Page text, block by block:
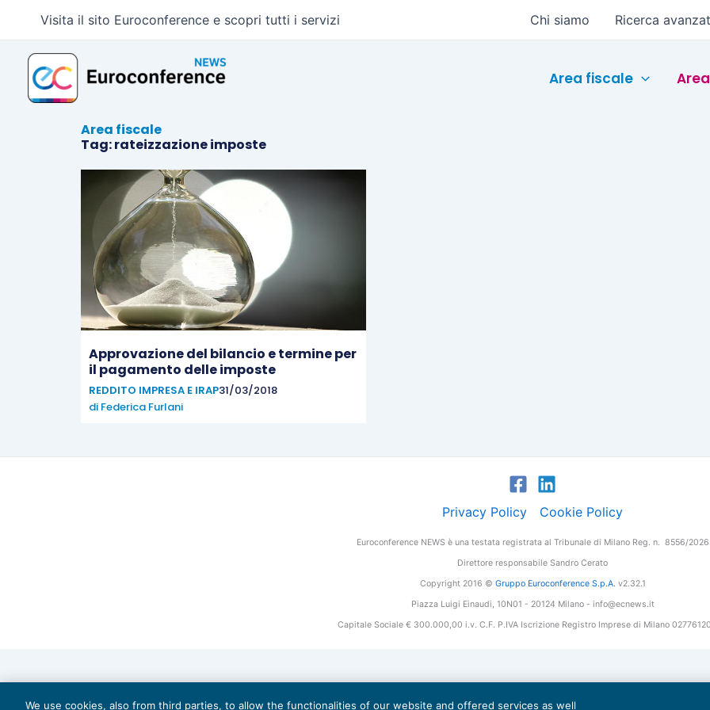
contenuto
Visita il sito Euroconference e scopri tutti i servizi Chi siamo Ricerca
Area fiscale
Area fiscale
Tag: rateizzazione imposte
Approvazione del bilancio e termine per
il pagamento delle imposte
REDDITO IMPRESA E IRAP31/03/2018
di Federica Furlani
Privacy Policy Cookie Policy
Euroconference NEWS è una testata registrata al Tribunale di Milano Reg. n. 8556/2026
Direttore responsabile Sandro Cerato
Copyright 2016 © Gruppo Euroconference S.p.A. v2.32.1
Piazza Luigi Einaudi, 10N01 - 20124 Milano - info@ecnews.it
Capitale Sociale € 300.000,00 i.v. C.F. P.IVA Iscrizione Registro Imprese di Milano
We use cookies, also from third parties, to allow the functionalities of our website and offered services as well